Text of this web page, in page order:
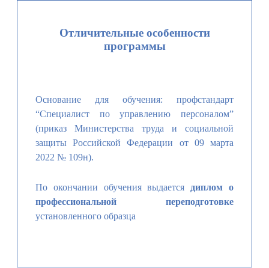
Отличительные особенности
программы
Основание для обучения: профстандарт
“Специалист по управлению персоналом”
(приказ Министерства труда и социальной
защиты Российской Федерации от 09 марта
2022 № 109н).
По окончании обучения выдается диплом о
профессиональной переподготовке
установленного образца